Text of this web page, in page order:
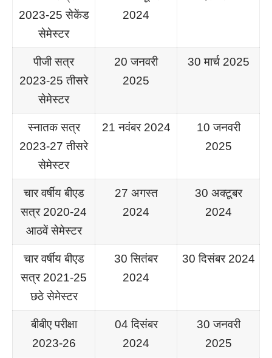
2023-25 सेकेंड
सेमेस्टर
2024
पीजी सत्र
2023-25 तीसरे
सेमेस्टर
20 जनवरी
2025
30 मार्च 2025
स्नातक सत्र
2023-27 तीसरे
सेमेस्टर
21 नवंबर 2024
10 जनवरी
2025
चार वर्षीय बीएड
सत्र 2020-24
आठवें सेमेस्टर
27 अगस्त
2024
30 अक्टूबर
2024
चार वर्षीय बीएड
सत्र 2021-25
छठे सेमेस्टर
30 सितंबर
2024
30 दिसंबर 2024
बीबीए परीक्षा
2023-26
04 दिसंबर
2024
30 जनवरी
2025